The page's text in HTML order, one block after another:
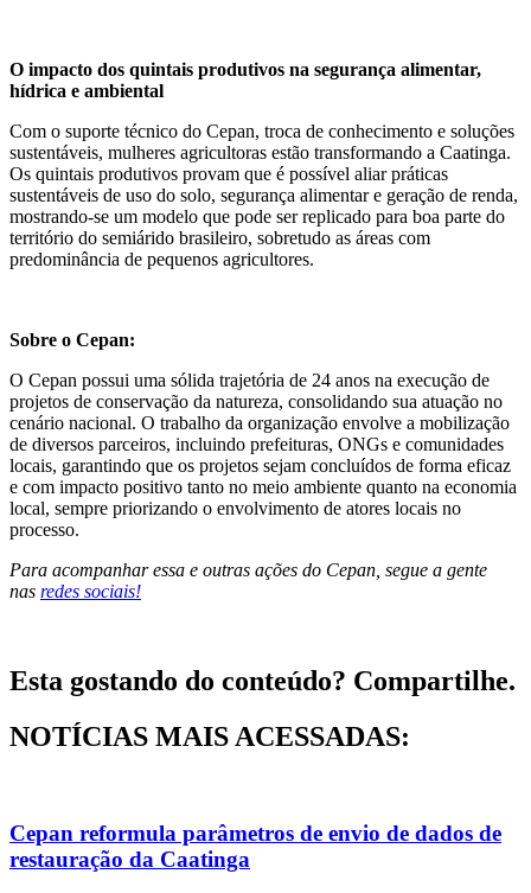
O impacto dos quintais produtivos na segurança alimentar,
hídrica e ambiental
Com o suporte técnico do Cepan, troca de conhecimento e soluções
sustentáveis, mulheres agricultoras estão transformando a Caatinga.
Os quintais produtivos provam que é possível aliar práticas
sustentáveis de uso do solo, segurança alimentar e geração de renda,
mostrando-se um modelo que pode ser replicado para boa parte do
território do semiárido brasileiro, sobretudo as áreas com
predominância de pequenos agricultores.
Sobre o Cepan:
O Cepan possui uma sólida trajetória de 24 anos na execução de
projetos de conservação da natureza, consolidando sua atuação no
cenário nacional. O trabalho da organização envolve a mobilização
de diversos parceiros, incluindo prefeituras, ONGs e comunidades
locais, garantindo que os projetos sejam concluídos de forma eficaz
e com impacto positivo tanto no meio ambiente quanto na economia
local, sempre priorizando o envolvimento de atores locais no
processo.
Para acompanhar essa e outras ações do Cepan, segue a gente
nas redes sociais!
Esta gostando do conteúdo? Compartilhe.
NOTÍCIAS MAIS ACESSADAS:
Cepan reformula parâmetros de envio de dados de
restauração da Caatinga